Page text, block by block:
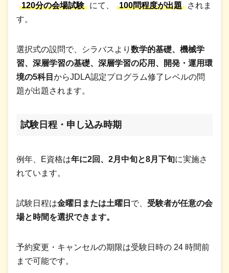
120分の会場試験 にて、 100問程度が出題
されま
す。
選択式の設問で、シラバスより 数学的基礎、機械学
習、深層学習の基礎、深層学習の応用、開発・運用環
境の5科目 からJDLA認定プログラム修了レベルの問
題が出題されます。
試験日程・申し込み時期
例年、E資格は年に2回、2月中旬と8月下旬に実施さ
れています。
試験日程は金曜日または土曜日 で、 受験者が任意の会
場と時間を選択できます。
予約変更・キャンセルの期限は受験日時の 24 時間前
まで可能です。